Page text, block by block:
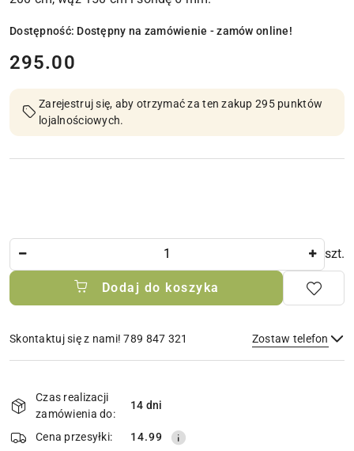
Dostępność: Dostępny na zamówienie - zamów online!
cena:
295.00
Zarejestruj się, aby otrzymać za ten zakup 295 punktów
lojalnościowych.
szt.
Dodaj do koszyka
Skontaktuj się z nami! 789 847 321 Zostaw telefon
Wyślij
dostawa
Czas realizacji
zamówienia do:
14 dni
Cena przesyłki: 14.99